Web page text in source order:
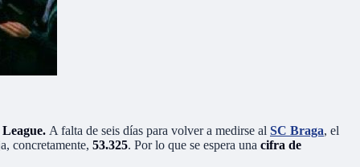
A falta de seis días para volver a medirse al SC Braga, el
concretamente, 53.325. Por lo que se espera una cifra de